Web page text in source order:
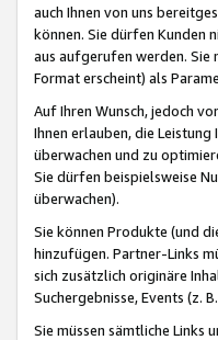
auch Ihnen von uns
können. Sie dürfen Kunden
aus aufgerufen werden. Sie
Format erscheint) als
Auf Ihren Wunsch, jedoch
Ihnen erlauben, die
überwachen und zu
Sie dürfen beispielsweise
überwachen).
Sie können Produkte (und
hinzufügen. Partner-Links
sich zusätzlich originäre
Suchergebnisse, Events (z.
Sie müssen sämtliche